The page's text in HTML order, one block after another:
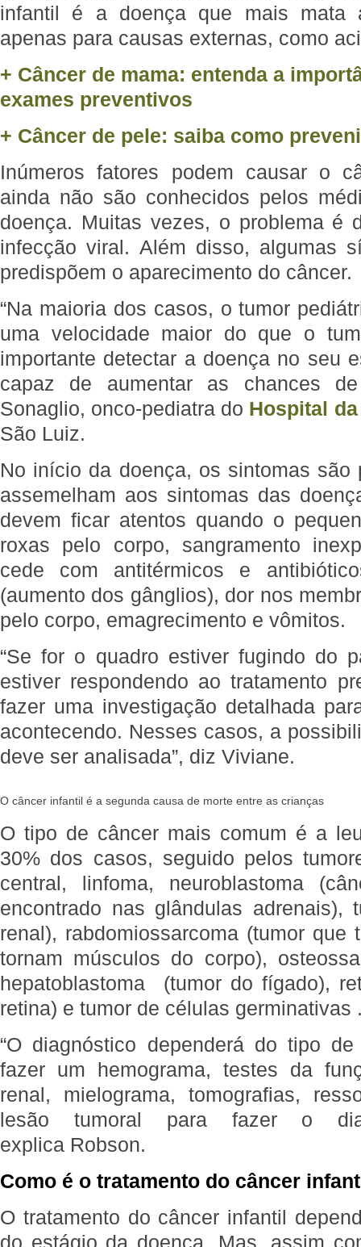
infantil é a doença que mais mata
apenas para causas externas, como
+ Câncer de mama: entenda a
exames preventivos
+ Câncer de pele: saiba como
Inúmeros fatores podem causar o
ainda não são conhecidos pelos
doença. Muitas vezes, o problema é
infecção viral. Além disso, algumas
predispõem o aparecimento do câncer.
“Na maioria dos casos, o tumor
uma velocidade maior do que o
importante detectar a doença no seu
capaz de aumentar as chances
Sonaglio, onco-pediatra do Hospital
São Luiz.
No início da doença, os sintomas
assemelham aos sintomas das
devem ficar atentos quando o
roxas pelo corpo, sangramento
cede com antitérmicos e
(aumento dos gânglios), dor nos
pelo corpo, emagrecimento e vômitos.
“Se for o quadro estiver fugindo do
estiver respondendo ao tratamento
fazer uma investigação detalhada
acontecendo. Nesses casos, a
deve ser analisada”, diz Viviane.
O câncer infantil é a segunda causa de morte entre as crianças
O tipo de câncer mais comum é a
30% dos casos, seguido pelos
central, linfoma, neuroblastoma
encontrado nas glândulas adrenais),
renal), rabdomiossarcoma (tumor
tornam músculos do corpo),
hepatoblastoma (tumor do fígado),
retina) e tumor de células germinativas
“O diagnóstico dependerá do tipo
fazer um hemograma, testes da
renal, mielograma, tomografias,
lesão tumoral para fazer o
explica Robson.
Como é o tratamento do câncer
O tratamento do câncer infantil
do estágio da doença. Mas, assim